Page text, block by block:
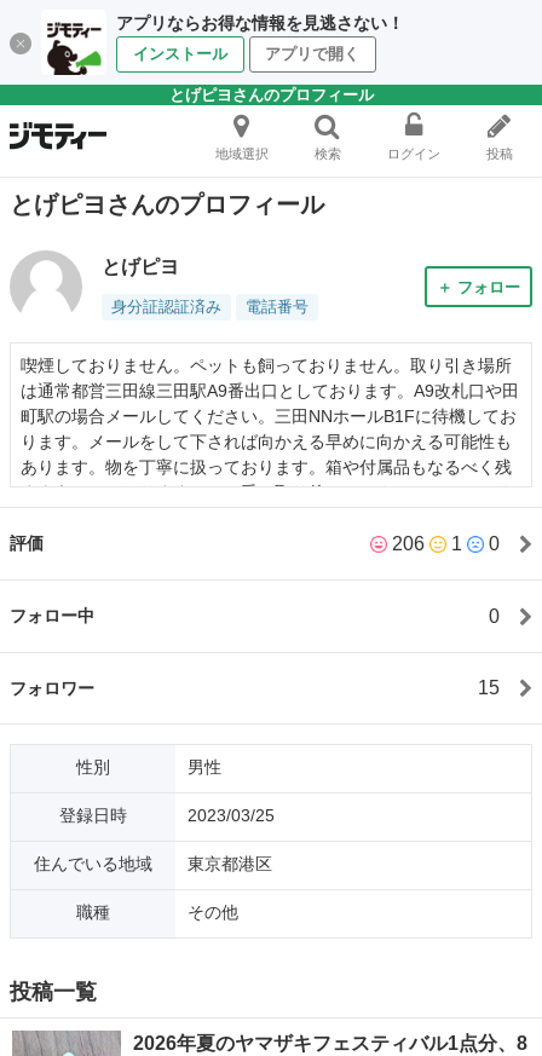
アプリならお得な情報を見逃さない！
インストール アプリで開く
とげピヨさんのプロフィール
地域選択 検索 ログイン 投稿
とげピヨさんのプロフィール
とげピヨ
身分証認証済み 電話番号
＋ フォロー
喫煙しておりません。ペットも飼っておりません。取り引き場所
は通常都営三田線三田駅A9番出口としております。A9改札口や田
町駅の場合メールしてください。三田NNホールB1Fに待機してお
ります。メールをして下されば向かえる早めに向かえる可能性も
あります。物を丁寧に扱っております。箱や付属品もなるべく残
すようにしておりますので、受け取り後はノークレーム、ノーリ
が長い場合、早い方を優先する場合がございます。あらかじめご
セージの音沙汰が無い場合、他の方との調整を優先させていただ
げます。機器類以外のカバンに入る物ですと、23区内でしたら場
所によっては無料でお持ちすることが可能です。時間帯は昼前か
ら夕方の範囲で場所の提示をお願い致します。値下げした物は不
可とします。丁度良い袋が用意できませんので袋の用意をお願い
致します。お釣りが必要な場合早めにメールをしてくださると用
意できます。
評価 206 1 0
フォロー中 0
フォロワー 15
性別 男性
登録日時 2023/03/25
住んでいる地域 東京都港区
職種 その他
投稿一覧
2026年夏のヤマザキフェスティバル1点分、8